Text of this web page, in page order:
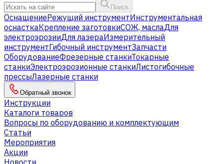
Поиск
ОснащениеРежущий инструментИнструментальная
оснасткаКрепление заготовкиСОЖ, маслаДля
электроэрозииДля лазераИзмерительный
инструментГибочный инструментЗапчасти
ОборудованиеФрезерные станкиТокарные
станкиЭлектроэрозионные станкиЛистогибочные
прессыЛазерные станки
Обратный звонок
Инструкции
Каталоги товаров
Вопросы по оборудованию и комплектующим
Статьи
Мероприятия
Акции
Новости